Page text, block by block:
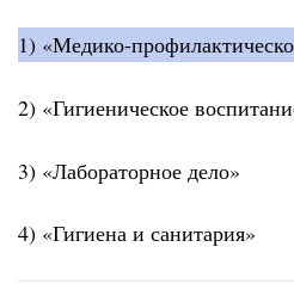
1) «Медико-
2) «Гигиеническое
3) «Лабораторное дело»
4) «Гигиена и санитария»